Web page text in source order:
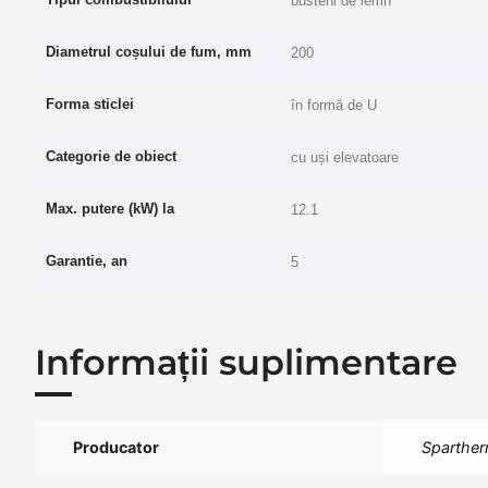
Diametrul coșului de fum, mm 200
Forma sticlei în formă de U
Categorie de obiect cu uși elevatoare
Max. putere (kW) la 12.1
Garantie, an 5
Informații suplimentare
Producator